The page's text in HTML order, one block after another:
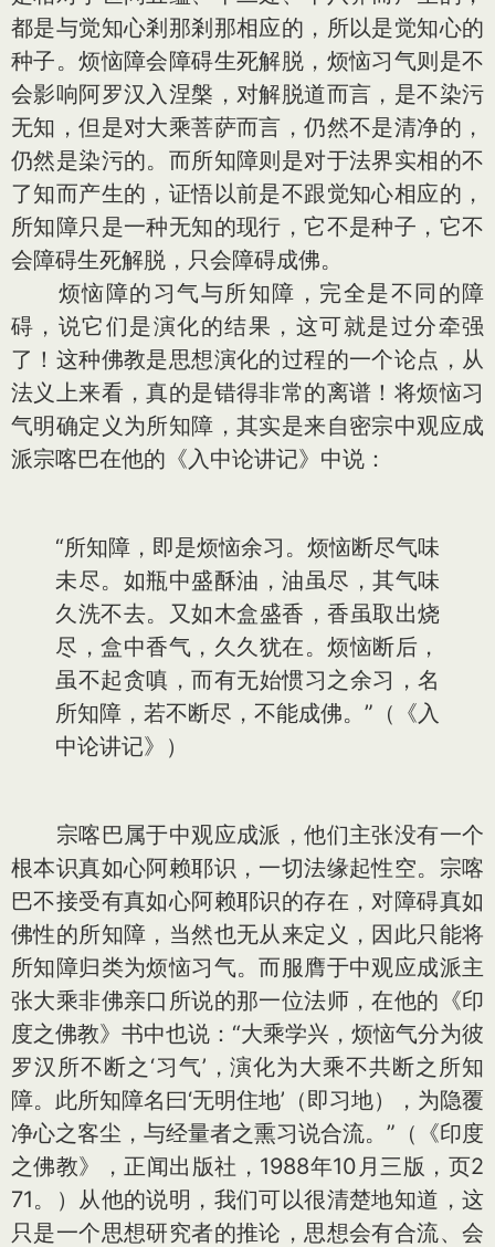
都是与觉知心剎那剎那相应的，所以是觉知心的
种子。烦恼障会障碍生死解脱，烦恼习气则是不
会影响阿罗汉入涅槃，对解脱道而言，是不染污
无知，但是对大乘菩萨而言，仍然不是清净的，
仍然是染污的。而所知障则是对于法界实相的不
了知而产生的，证悟以前是不跟觉知心相应的，
所知障只是一种无知的现行，它不是种子，它不
会障碍生死解脱，只会障碍成佛。
烦恼障的习气与所知障，完全是不同的障
碍，说它们是演化的结果，这可就是过分牵强
了！这种佛教是思想演化的过程的一个论点，从
法义上来看，真的是错得非常的离谱！将烦恼习
气明确定义为所知障，其实是来自密宗中观应成
派宗喀巴在他的《入中论讲记》中说：
“所知障，即是烦恼余习。烦恼断尽气味
未尽。如瓶中盛酥油，油虽尽，其气味
久洗不去。又如木盒盛香，香虽取出烧
尽，盒中香气，久久犹在。烦恼断后，
虽不起贪嗔，而有无始惯习之余习，名
所知障，若不断尽，不能成佛。”（《入
中论讲记》）
宗喀巴属于中观应成派，他们主张没有一个
根本识真如心阿赖耶识，一切法缘起性空。宗喀
巴不接受有真如心阿赖耶识的存在，对障碍真如
佛性的所知障，当然也无从来定义，因此只能将
所知障归类为烦恼习气。而服膺于中观应成派主
张大乘非佛亲口所说的那一位法师，在他的《印
度之佛教》书中也说：“大乘学兴，烦恼气分为彼
罗汉所不断之‘习气’，演化为大乘不共断之所知
障。此所知障名曰‘无明住地’（即习地），为隐覆
净心之客尘，与经量者之熏习说合流。”（《印度
之佛教》，正闻出版社，1988年10月三版，页2
71。）从他的说明，我们可以很清楚地知道，这
只是一个思想研究者的推论，思想会有合流、会